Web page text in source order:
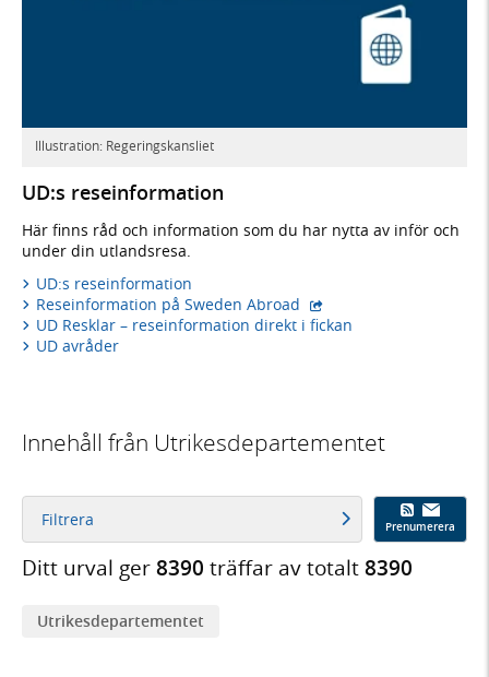
Illustration: Regeringskansliet
UD:s reseinformation
Här finns råd och information som du har nytta av inför och
under din utlandsresa.
UD:s reseinformation
Reseinformation på Sweden Abroad - extern webbplats,
UD Resklar – reseinformation direkt i fickan
UD avråder
Innehåll från Utrikesdepartementet
Filtrera Prenumerera
Ditt urval ger8390 träffar av totalt8390
Utrikes­­departementet